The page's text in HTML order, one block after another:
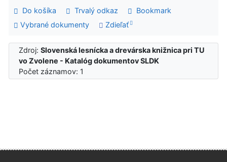
Do košíka Trvalý odkaz
Bookmark
Vybrané dokumenty
Zdieľať
Zdroj:Slovenská lesnícka a drevárska knižnica pri TU
vo Zvolene - Katalóg dokumentov SLDK
Počet záznamov: 1